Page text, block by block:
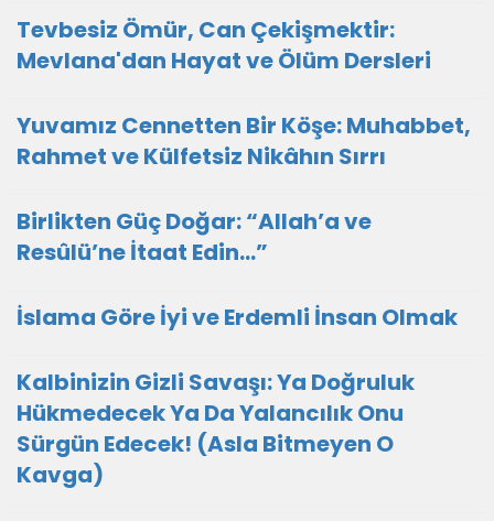
Tevbesiz Ömür, Can Çekişmektir:
Mevlana'dan Hayat ve Ölüm Dersleri
Yuvamız Cennetten Bir Köşe: Muhabbet,
Rahmet ve Külfetsiz Nikâhın Sırrı
Birlikten Güç Doğar: “Allah’a ve
Resûlü’ne İtaat Edin…”
İslama Göre İyi ve Erdemli İnsan Olmak
Kalbinizin Gizli Savaşı: Ya Doğruluk
Hükmedecek Ya Da Yalancılık Onu
Sürgün Edecek! (Asla Bitmeyen O
Kavga)